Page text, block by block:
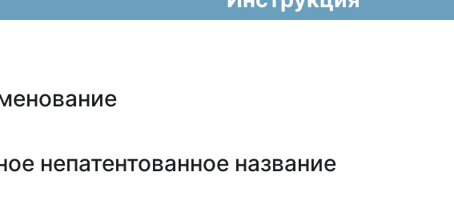
непатентованное название